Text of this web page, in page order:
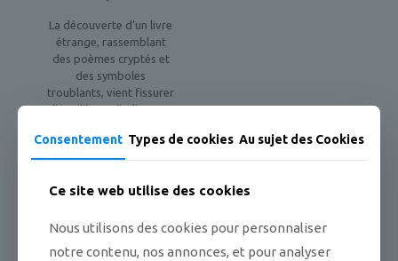
La découverte d’un livre
étrange, rassemblant
des poèmes cryptés et
des symboles
troublants, vient fissurer
l’équilibre. D’indices en
qui n’était d’abord qu’un
jeu devient une enquête,
vite, les adolescents
qu’ils ont entre leurs
mains dépasse
Consentement Types de cookies Au sujet des Cookies
Ce site web utilise des cookies
Nous utilisons des cookies pour personnaliser
notre contenu, nos annonces, et pour analyser